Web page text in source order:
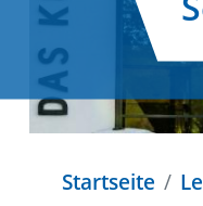
Startseite